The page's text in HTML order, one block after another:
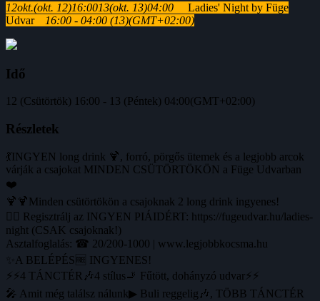
12okt.(okt. 12)16:0013(okt. 13)04:00
Ladies' Night by Füge
Udvar
16:00 - 04:00 (13)(GMT+02:00)
Idő
12 (Csütörtök) 16:00 - 13 (Péntek) 04:00(GMT+02:00)
Részletek
💃INGYEN long drink 🍹, forró, pörgős ütemek és a legjobb arcok
várják a csajokat MINDEN CSÜTÖRTÖKÖN a Füge Udvarban
❤️
🍹🍹Minden csütörtökön a csajoknak 2 long drink ingyenes!
🙋‍♀️ Regisztrálj az INGYEN PIÁIDÉRT: https://fugeudvar.hu/ladies-
night (CSAK csajoknak!)
Asztalfoglalás: ☎ 20/200-1000 | www.legjobbkocsma.hu
✨A BELÉPÉS🆓 INGYENES!
⚡⚡4 TÁNCTÉR🎶4 stílus🚬 Fűtött, dohányzó udvar⚡⚡
🎤 Amit még találsz nálunk▶ Buli reggelig🎶, TÖBB TÁNCTÉR